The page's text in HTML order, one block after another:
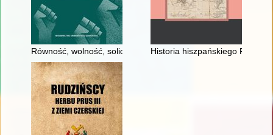
Równość, wolność, solidarność : myśl polityczna Komitetu
Historia hiszpańskiego